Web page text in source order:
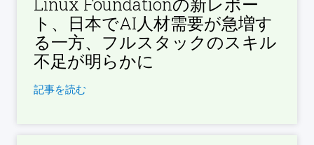
ト、日本でAI人材需要が急増す
る一方、フルスタックのスキル
不足が明らかに
記事を読む